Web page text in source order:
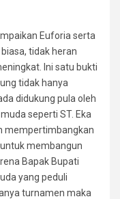
Euforia serta
tidak heran
Ini satu bukti
tidak hanya
didukung pula oleh
seperti ST. Eka
mempertimbangkan
membangun
Bapak Bupati
yang peduli
turnamen maka